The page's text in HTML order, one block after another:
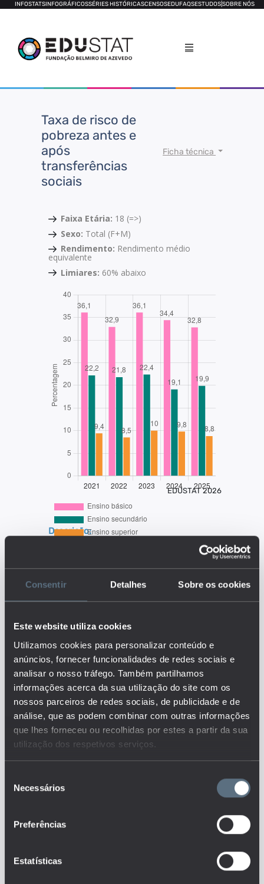
Consentir Detalhes Sobre os cookies
Este website utiliza cookies
Utilizamos cookies para personalizar conteúdo e
anúncios, fornecer funcionalidades de redes sociais e
analisar o nosso tráfego. Também partilhamos
informações acerca da sua utilização do site com os
nossos parceiros de redes sociais, de publicidade e de
análise, que as podem combinar com outras informações
que lhes forneceu ou recolhidas por estes a partir da sua
utilização dos respetivos serviços.
Necessários
Preferências
Estatísticas
INFOSTATSINFOGRÁFICOSSÉRIES HISTÓRICASCENSOSEDUFAQSESTUDOSSOBRE NÓS
Taxa de risco de
pobreza antes e
após
transferências
sociais
Ficha técnica
Faixa Etária: 18 (=>)
Sexo: Total (F+M)
Rendimento: Rendimento médio
equivalente
Limiares: 60% abaixo
EDUSTAT 2026
Descrição:
da população cujo rendimento
disponível equivalente se
equivalente). O indicador
segmenta por nível de
escolaridade e baseia-se no
agregado considerando todos os
rendimentos auferidos por
aqueles que compõem o
agregado e que façam parte do
agregado. Este por sua vez tem
por base na sua composição o
Considera-se ainda o
composição dos agregados. A
pobreza após as transferências